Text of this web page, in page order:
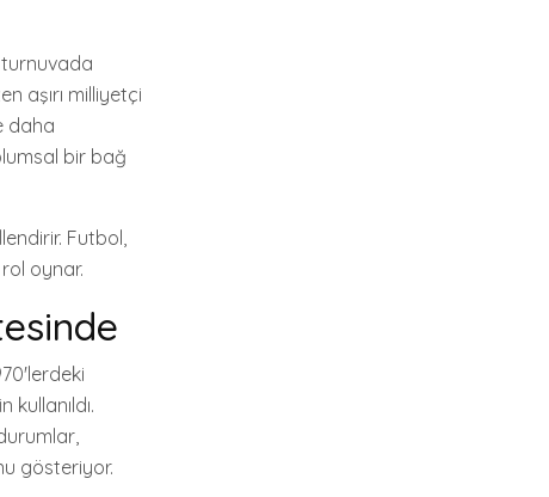
turnuvada
aşırı milliyetçi
daha
bir bağ
Futbol,
oynar.
gösteriyor.